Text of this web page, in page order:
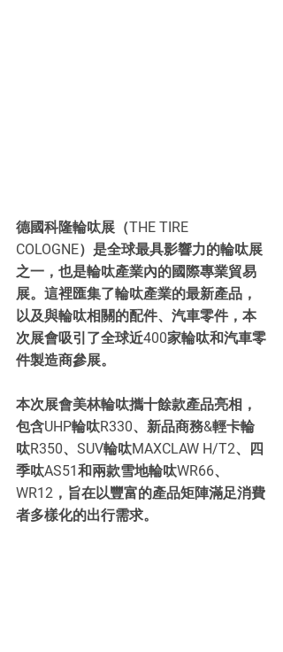
德國科隆輪呔展（THE TIRE
COLOGNE）是全球最具影響力的輪呔展
之一，也是輪呔產業內的國際專業貿易
展。這裡匯集了輪呔產業的最新產品，
以及與輪呔相關的配件、汽車零件，本
次展會吸引了全球近400家輪呔和汽車零
件製造商參展。
本次展會美林輪呔攜十餘款產品亮相，
包含UHP輪呔R330、新品商務&輕卡輪
呔R350、SUV輪呔MAXCLAW H/T2、四
季呔AS51和兩款雪地輪呔WR66、
WR12，旨在以豐富的產品矩陣滿足消費
者多樣化的出行需求。